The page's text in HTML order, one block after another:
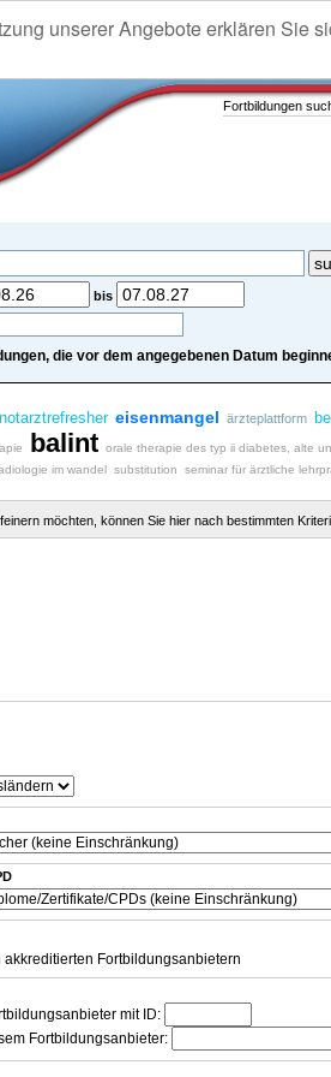
unserer Angebote erklären Sie
Fortbildungen
bis
die vor dem angegebenen Datum
notarztrefresher eisenmangel ärzteplattform
balint orale therapie des typ ii diabetes, alte
im wandel substitution seminar für ärztliche
möchten, können Sie hier nach bestimmten
Fortbildungsanbietern
mit ID:
Fortbildungsanbieter: